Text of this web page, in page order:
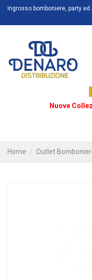
Ingrosso bomboniere, party
Nuove
Home Outlet